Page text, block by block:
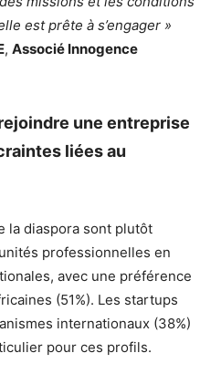
est prête à s’engager »
, Associé Innogence
une entreprise
liées au
la diaspora sont plutôt
professionnelles en
avec une préférence
(51%). Les startups
internationaux (38%)
pour ces profils.